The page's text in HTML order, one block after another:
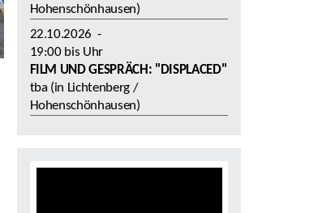
Hohenschönhausen)
22.10.2026 -
19:00bis Uhr
FILM UND GESPRÄCH: "DISPLACED"
tba (in Lichtenberg /
Hohenschönhausen)